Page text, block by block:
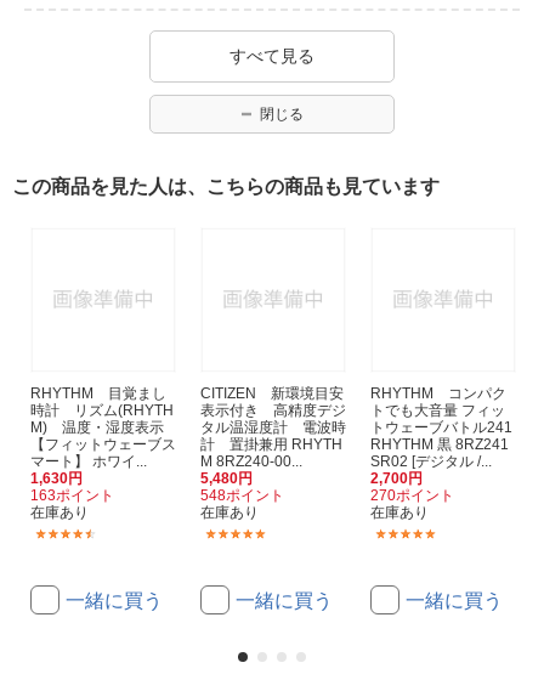
すべて見る
閉じる
この商品を見た人は、こちらの商品も見ています
RHYTHM 目覚まし
時計 リズム(RHYTH
M) 温度・湿度表示
【フィットウェーブス
マート】 ホワイ...
1,630円
163ポイント
在庫あり
一緒に買う
CITIZEN 新環境目安
表示付き 高精度デジ
タル温湿度計 電波時
計 置掛兼用 RHYTH
M 8RZ240-00...
5,480円
548ポイント
在庫あり
一緒に買う
RHYTHM コンパク
トでも大音量 フィッ
トウェーブバトル241
RHYTHM 黒 8RZ241
SR02 [デジタル /...
2,700円
270ポイント
在庫あり
一緒に買う